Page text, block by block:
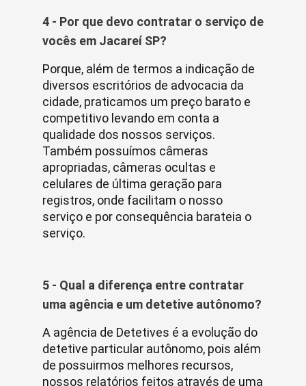
4 - Por que devo contratar o serviço de
vocês em Jacareí SP?
Porque, além de termos a indicação de
diversos escritórios de advocacia da
cidade, praticamos um preço barato e
competitivo levando em conta a
qualidade dos nossos serviços.
Também possuímos câmeras
apropriadas, câmeras ocultas e
celulares de última geração para
registros, onde facilitam o nosso
serviço e por consequência barateia o
serviço.
5 - Qual a diferença entre contratar
uma agência e um detetive autônomo?
A agência de Detetives é a evolução do
detetive particular autônomo, pois além
de possuirmos melhores recursos,
nossos relatórios feitos através de uma